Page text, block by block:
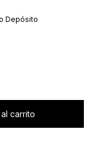
Depósito